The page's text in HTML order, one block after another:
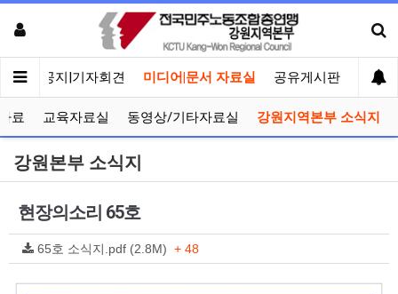
인 공지|기자회견 미디어|문서 자료실 공유게시판 선거
료 교육자료실 동영상/기타자료실 강원지역본부 소식지
강원본부 소식지
현장의소리 65호
65호 소식지.pdf (2.8M) + 48